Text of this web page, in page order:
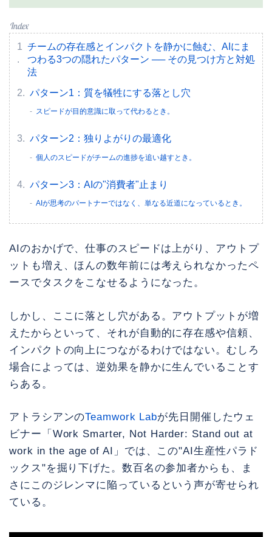
チームの存在感とインパクトを静かに蝕む、AIにま
つわる3つの隠れたパターン ── その見つけ方と対処
法
パターン1：質を犠牲にする落とし穴
スピードが目的意識に取って代わるとき。
パターン2：独りよがりの最適化
個人のスピードがチームの進捗を追い越すとき。
パターン3：AIの"消費者"止まり
AIが思考のパートナーではなく、単なる近道になっているとき。
AIのおかげで、仕事のスピードは上がり、アウトプ
ットも増え、ほんの数年前には考えられなかったペ
ースでタスクをこなせるようになった。
しかし、ここに落とし穴がある。アウトプットが増
えたからといって、それが自動的に存在感や信頼、
インパクトの向上につながるわけではない。むしろ
場合によっては、逆効果を静かに生んでいることす
らある。
アトラシアンのTeamwork Labが先日開催したウェ
ビナー「Work Smarter, Not Harder: Stand out at
work in the age of AI」では、この"AI生産性パラド
ックス"を掘り下げた。数百名の参加者からも、ま
さにこのジレンマに陥っているという声が寄せられ
ている。